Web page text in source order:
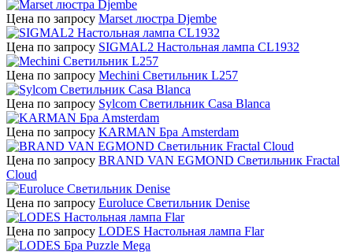
Цена по запросу Marset люстра Djembe
Цена по запросу SIGMAL2 Настольная лампа CL1932
Цена по запросу Mechini Светильник L257
Цена по запросу Sylcom Светильник Casa Blanca
Цена по запросу KARMAN Бра Amsterdam
Цена по запросу BRAND VAN EGMOND Светильник Fractal
Cloud
Цена по запросу Euroluce Светильник Denise
Цена по запросу LODES Настольная лампа Flar